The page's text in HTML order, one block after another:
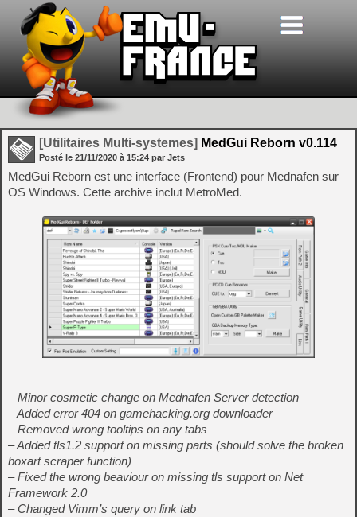
[Utilitaires Multi-systemes] MedGui Reborn v0.114
Posté le 21/11/2020 à 15:24 par Jets
MedGui Reborn est une interface (Frontend) pour Mednafen sur
OS Windows. Cette archive inclut MetroMed.
– Minor cosmetic change on Mednafen Server detection
– Added error 404 on gamehacking.org downloader
– Removed wrong tooltips on any tabs
– Added tls1.2 support on missing parts (should solve the broken
boxart scraper function)
– Fixed the wrong beaviour on missing tls support on Net
Framework 2.0
– Changed Vimm’s query on link tab